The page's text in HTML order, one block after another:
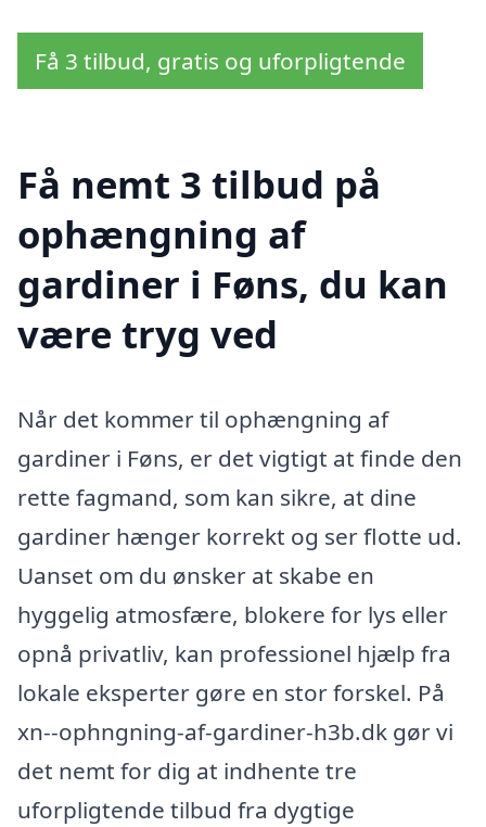
Få 3 tilbud, gratis og uforpligtende
Få nemt 3 tilbud på
ophængning af
gardiner i Føns, du kan
være tryg ved
Når det kommer til ophængning af
gardiner i Føns, er det vigtigt at finde den
rette fagmand, som kan sikre, at dine
gardiner hænger korrekt og ser flotte ud.
Uanset om du ønsker at skabe en
hyggelig atmosfære, blokere for lys eller
opnå privatliv, kan professionel hjælp fra
lokale eksperter gøre en stor forskel. På
xn--ophngning-af-gardiner-h3b.dk gør vi
det nemt for dig at indhente tre
uforpligtende tilbud fra dygtige